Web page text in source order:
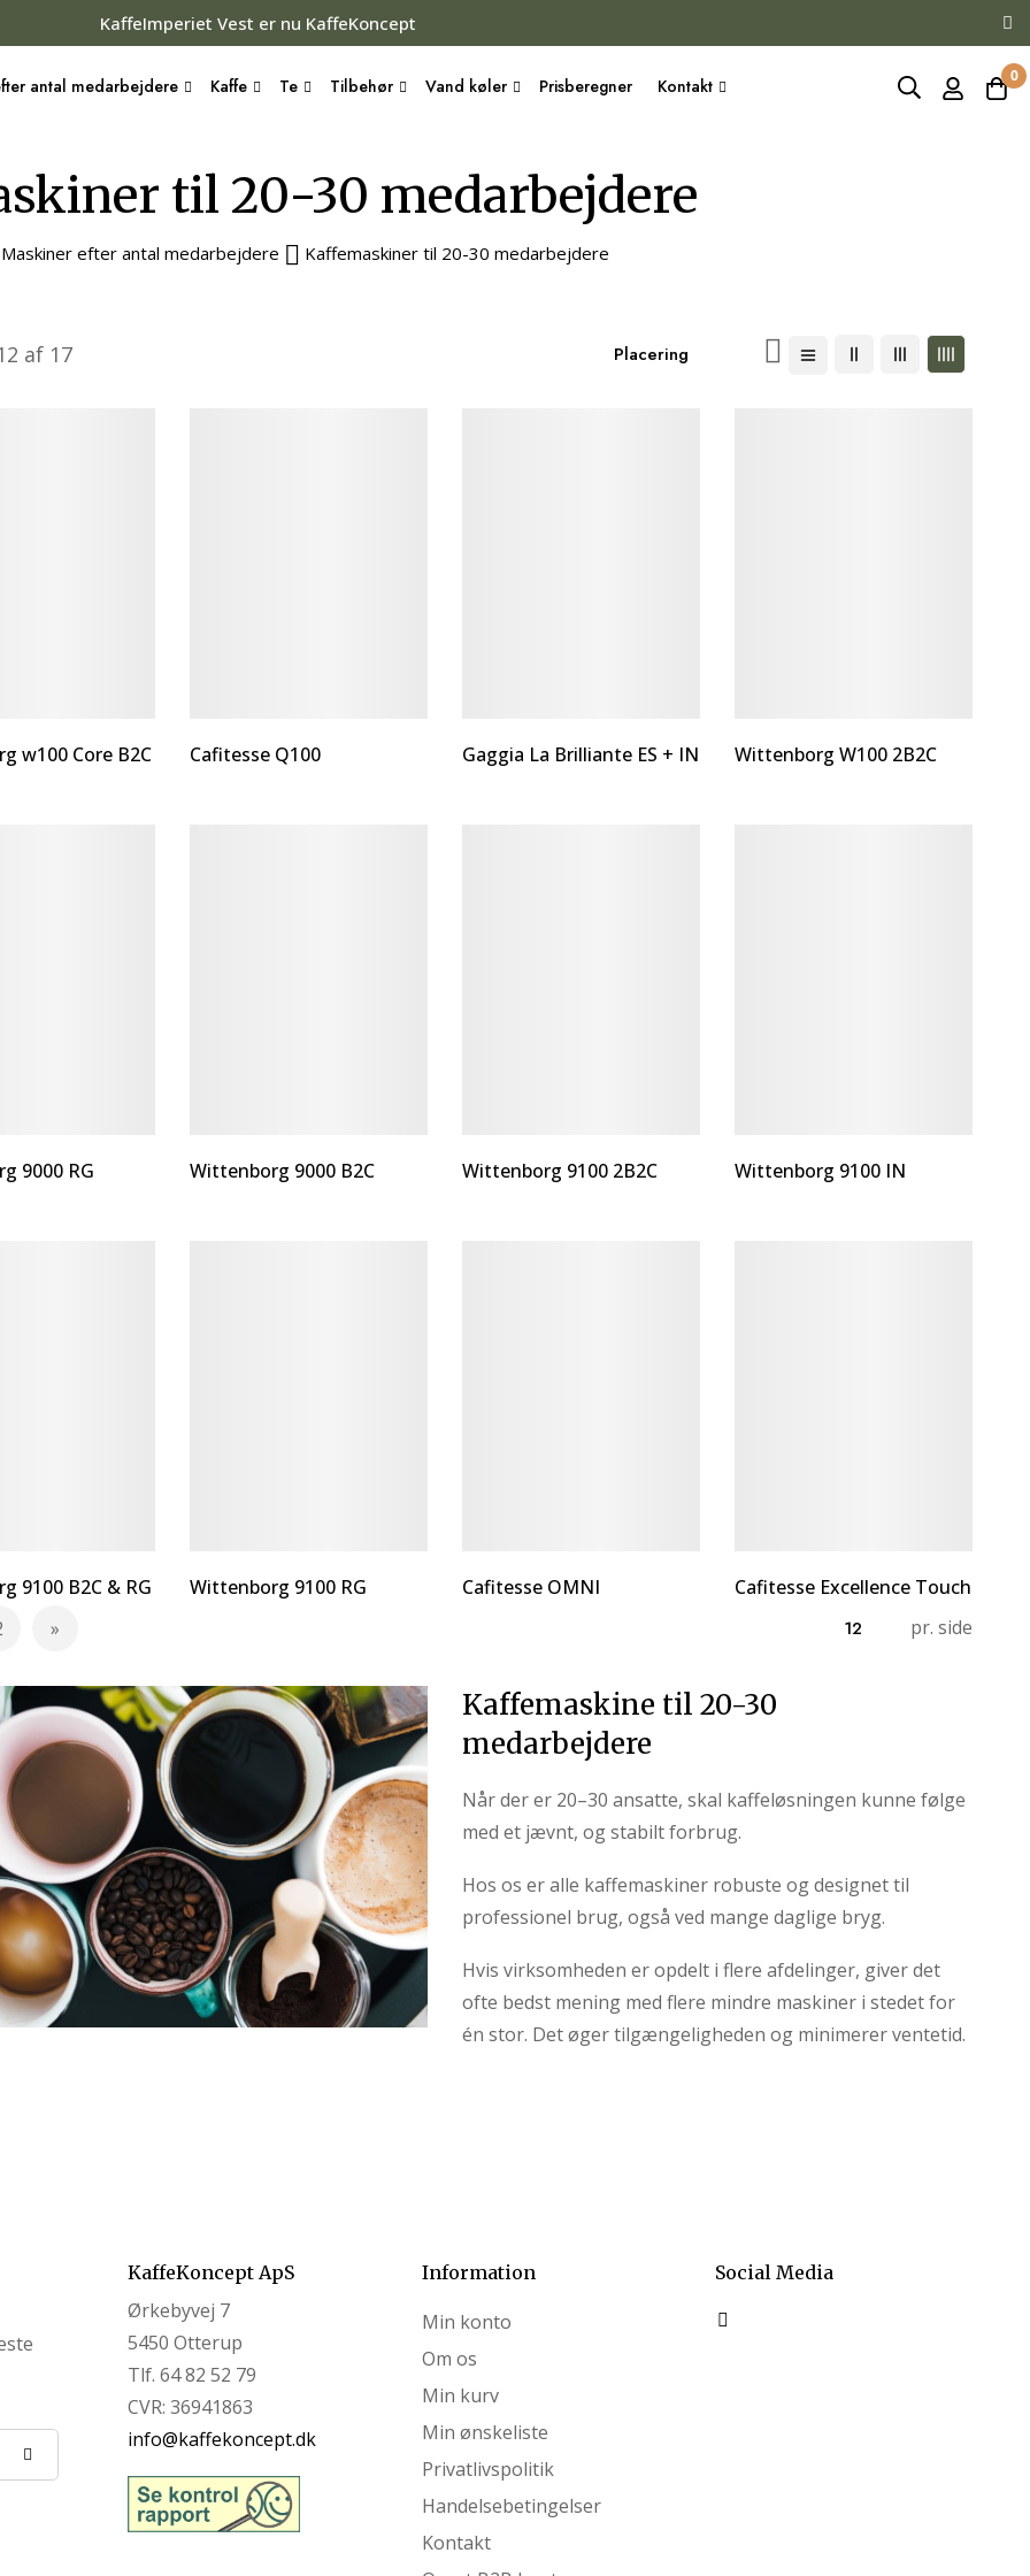
KaffeImperiet Vest er nu KaffeKoncept
antal medarbejdere Kaffe Te Tilbehør Vand køler Prisberegner Kontakt 0
til 20-30 medarbejdere
Maskiner efter antal medarbejdere Kaffemaskiner til 20-30 medarbejdere
af 17
Faldende
w100 Core B2C Cafitesse Q100 Gaggia La Brilliante ES + IN Wittenborg W100 2B2C
9000 RG Wittenborg 9000 B2C Wittenborg 9100 2B2C Wittenborg 9100 IN
9100 B2C & RG Wittenborg 9100 RG Cafitesse OMNI
Cafitesse Excellence Touch
i øjeblikket side
Side
Videre pr. side
Kaffemaskine til 20-30
medarbejdere
Når der er 20–30 ansatte, skal kaffeløsningen kunne følge
med et jævnt, og stabilt forbrug.
Hos os er alle kaffemaskiner robuste og designet til
professionel brug, også ved mange daglige bryg.
Hvis virksomheden er opdelt i flere afdelinger, giver det
ofte bedst mening med flere mindre maskiner i stedet for
én stor. Det øger tilgængeligheden og minimerer ventetid.
KaffeKoncept ApS
Ørkebyvej 7
5450 Otterup
Tlf. 64 82 52 79
CVR: 36941863
info@kaffekoncept.dk
Information
Min konto
Om os
Min kurv
Min ønskeliste
Privatlivspolitik
Handelsebetingelser
Kontakt
Social Media